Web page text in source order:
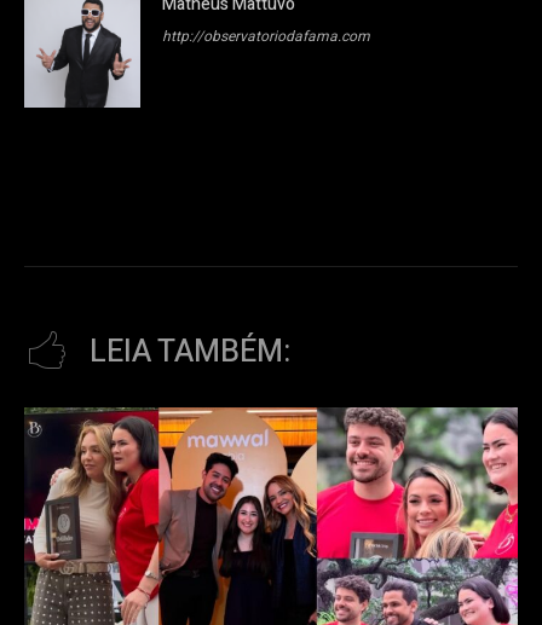
http://observatoriodafama.com
LEIA TAMBÉM: